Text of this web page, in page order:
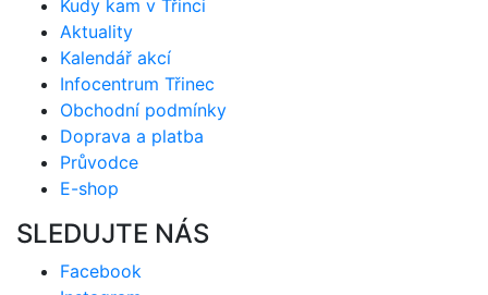
Kudy kam v Třinci
Aktuality
Kalendář akcí
Infocentrum Třinec
Obchodní podmínky
Doprava a platba
Průvodce
E-shop
SLEDUJTE NÁS
Facebook